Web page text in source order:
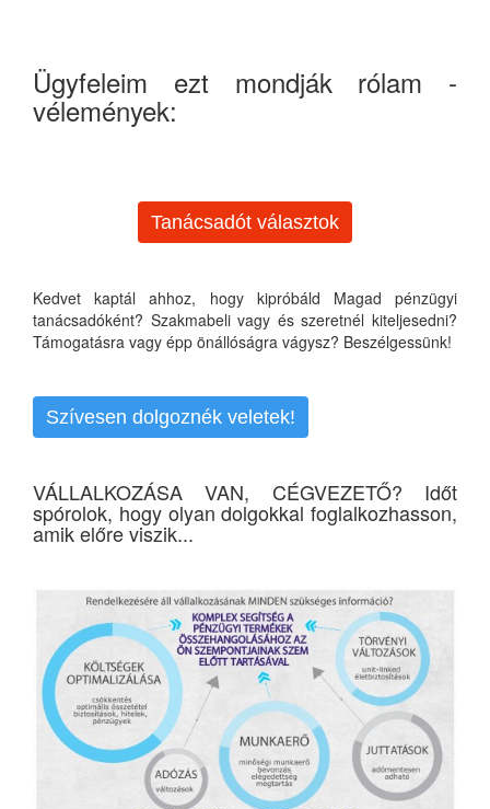
Ügyfeleim ezt mondják rólam -
vélemények:
Tanácsadót választok
Kedvet kaptál ahhoz, hogy kipróbáld Magad pénzügyi
tanácsadóként? Szakmabeli vagy és szeretnél kiteljesedni?
Támogatásra vagy épp önállóságra vágysz? Beszélgessünk!
Szívesen dolgoznék veletek!
VÁLLALKOZÁSA VAN, CÉGVEZETŐ? Időt
spórolok, hogy olyan dolgokkal foglalkozhasson,
amik előre viszik...